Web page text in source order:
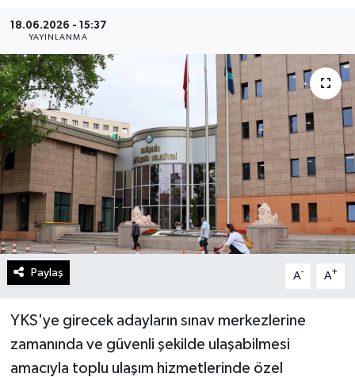
18.06.2026 - 15:37
YAYINLANMA
Paylaş A- A+
YKS'ye girecek adayların sınav merkezlerine
zamanında ve güvenli şekilde ulaşabilmesi
amacıyla toplu ulaşım hizmetlerinde özel
Kültür Sanat
Magazin
Politika
Sağlık
Spor
Teknoloji
Yaşam